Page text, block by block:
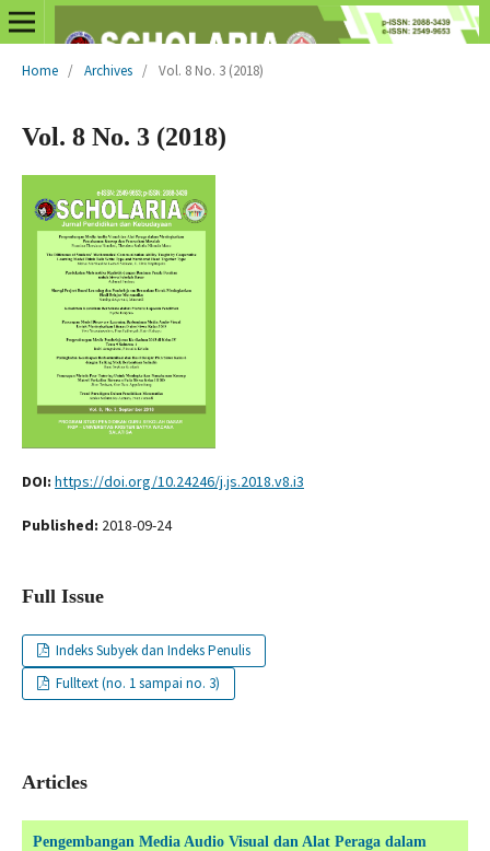
Home / Archives / Vol. 8 No. 3 (2018)
Vol. 8 No. 3 (2018)
DOI: https://doi.org/10.24246/j.js.2018.v8.i3
Published: 2018-09-24
Full Issue
Indeks Subyek dan Indeks Penulis
Fulltext (no. 1 sampai no. 3)
Articles
Pengembangan Media Audio Visual dan Alat Peraga dalam